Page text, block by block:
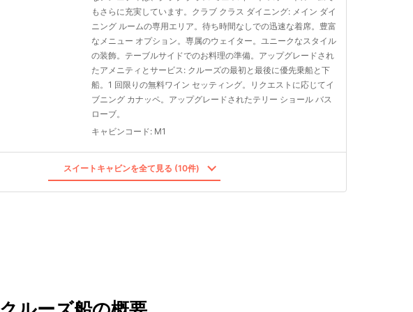
もさらに充実しています。クラブ クラス ダイニング: メイン ダイ
ニング ルームの専用エリア。待ち時間なしでの迅速な着席。豊富
なメニュー オプション。専属のウェイター。ユニークなスタイル
の装飾。テーブルサイドでのお料理の準備。アップグレードされ
たアメニティとサービス: クルーズの最初と最後に優先乗船と下
船。1 回限りの無料ワイン セッティング。リクエストに応じてイ
ブニング カナッペ。アップグレードされたテリー ショール バス
ローブ。
キャビンコード: M1
スイートキャビンを全て見る (10件)